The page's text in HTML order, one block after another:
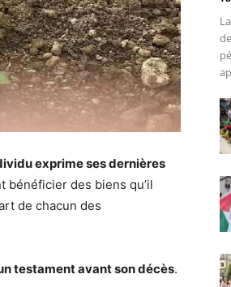
exprime ses dernières
bénéficier des biens qu’il
de chacun des
testament avant son décès.